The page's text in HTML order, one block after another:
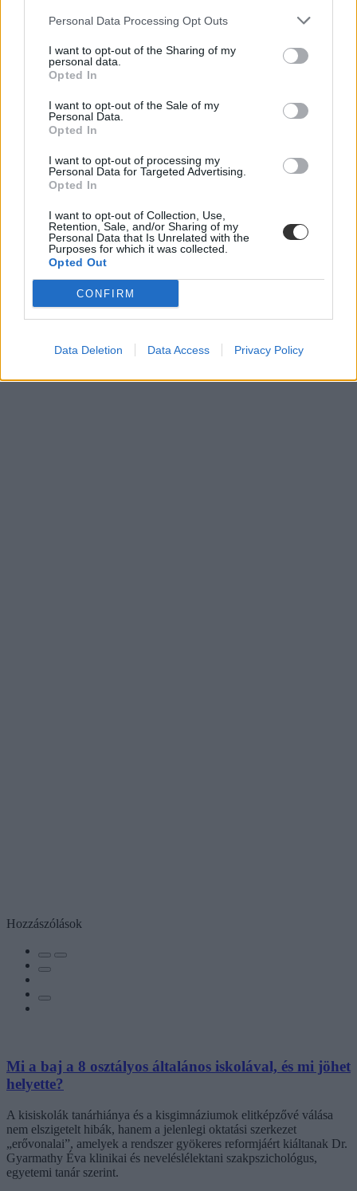
Personal Data Processing Opt Outs
I want to opt-out of the Sharing of my
personal data.
Opted In
I want to opt-out of the Sale of my
Personal Data.
Opted In
I want to opt-out of processing my
Personal Data for Targeted Advertising.
Opted In
I want to opt-out of Collection, Use,
Retention, Sale, and/or Sharing of my
Personal Data that Is Unrelated with the
Purposes for which it was collected.
Opted Out
CONFIRM
Data Deletion Data Access Privacy Policy
Hozzászólások
Mi a baj a 8 osztályos általános iskolával, és mi jöhet
helyette?
A kisiskolák tanárhiánya és a kisgimnáziumok elitképzővé válása
nem elszigetelt hibák, hanem a jelenlegi oktatási szerkezet
„erővonalai”, amelyek a rendszer gyökeres reformjáért kiáltanak Dr.
Gyarmathy Éva klinikai és neveléslélektani szakpszichológus,
egyetemi tanár szerint.